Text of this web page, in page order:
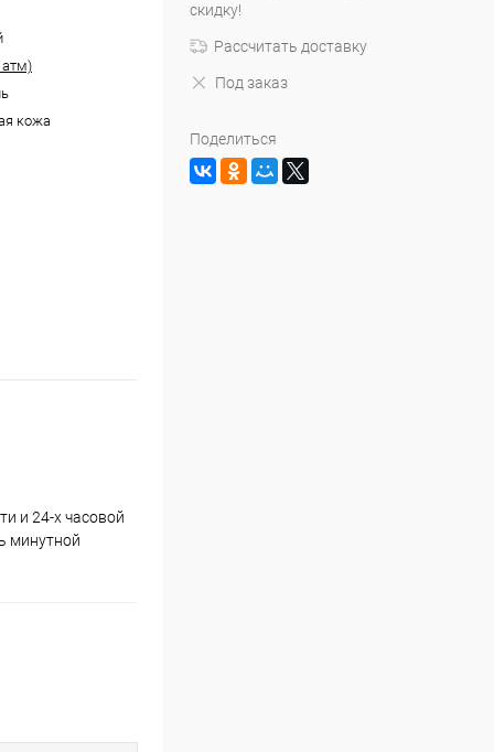
атм)
кожа
и 24-х часовой
минутной
скидку!
Рассчитать доставку
Под заказ
Поделиться